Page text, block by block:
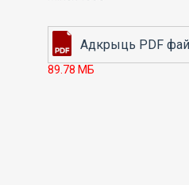
89.78 МБ